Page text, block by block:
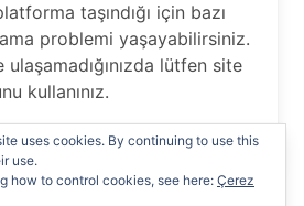
taşındığı için bazı
problemi yaşayabilirsiniz.
ulaşamadığınızda lütfen site
kullanınız.
ederiz…
uses cookies. By continuing to use this
use.
how to control cookies, see here: Çerez